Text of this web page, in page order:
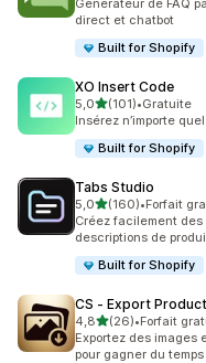
Générateur de FAQ
direct et chatbot
Built for Shopify
XO Insert Code
5,0étoile(s) sur 5
(101)
101 avis au total
•Gratuite
Insérez n’importe
Built for Shopify
Tabs Studio
5,0étoile(s) sur 5
(160)
160 avis au total
•Forfait
Créez facilement
descriptions de
Built for Shopify
CS ‑ Export
4,8étoile(s) sur 5
(26)
26 avis au total
•Forfait
Exportez des images
pour gagner du temps